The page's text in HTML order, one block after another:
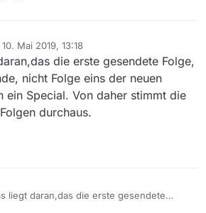
10. Mai 2019, 13:18
von
die erste gesendete Folge,
nicht Folge eins der neuen
ein Special. Von daher stimmt die
durchaus.
liegt daran,das die erste gesendete